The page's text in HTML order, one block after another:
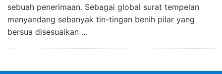
sebuah penerimaan. Sebagai global surat tempelan
menyandang sebanyak tin-tingan benih pilar yang
bersua disesuaikan …